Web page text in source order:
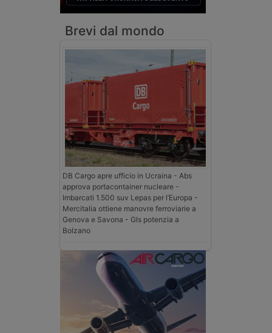
Brevi dal mondo
DB Cargo apre ufficio in Ucraina - Abs
approva portacontainer nucleare -
Imbarcati 1.500 suv Lepas per l’Europa -
Mercitalia ottiene manovre ferroviarie a
Genova e Savona - Gls potenzia a
Bolzano